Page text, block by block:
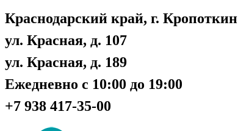
Краснодарский край, г. Кропоткин
ул. Красная, д. 107
ул. Красная, д. 189
Ежедневно с 10:00 до 19:00
+7 938 417-35-00